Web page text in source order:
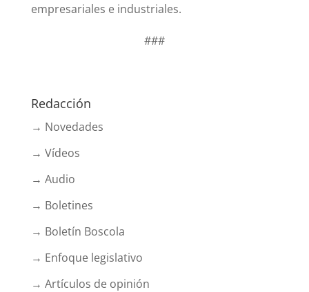
empresariales e industriales.
###
Redacción
→ Novedades
→ Vídeos
→ Audio
→ Boletines
→ Boletín Boscola
→ Enfoque legislativo
→ Artículos de opinión